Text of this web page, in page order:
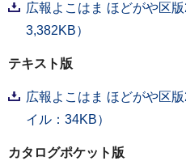
広報よこはま ほどがや区
3,382KB）
テキスト版
広報よこはま ほどがや区
イル：34KB）
カタログポケット版